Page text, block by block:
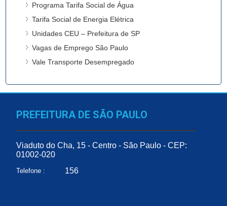
Programa Tarifa Social de Água
Tarifa Social de Energia Elétrica
Unidades CEU – Prefeitura de SP
Vagas de Emprego São Paulo
Vale Transporte Desempregado
PREFEITURA DE SÃO PAULO
Viaduto do Cha, 15 - Centro - São Paulo - CEP:
01002-020
Telefone : 156